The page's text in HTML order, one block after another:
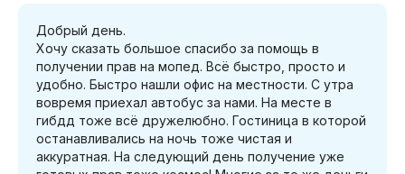
Добрый день.
Хочу сказать большое спасибо за помощь в
получении прав на мопед. Всё быстро, просто и
удобно. Быстро нашли офис на местности. С утра
вовремя приехал автобус за нами. На месте в
гибдд тоже всё дружелюбно. Гостиница в которой
останавливались на ночь тоже чистая и
аккуратная. На следующий день получение уже